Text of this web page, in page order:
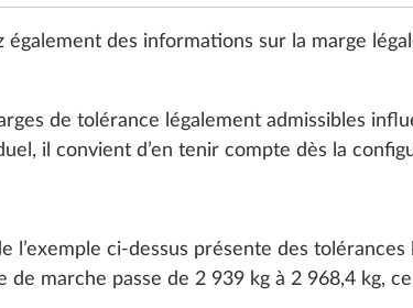
également des informations sur la marge
de tolérance légalement admissibles
il convient d’en tenir compte dès la
l’exemple ci-dessus présente des
de marche passe de 2 939 kg à 2 968,4 kg,